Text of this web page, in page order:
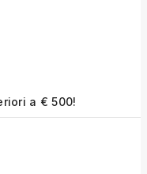
a € 500!